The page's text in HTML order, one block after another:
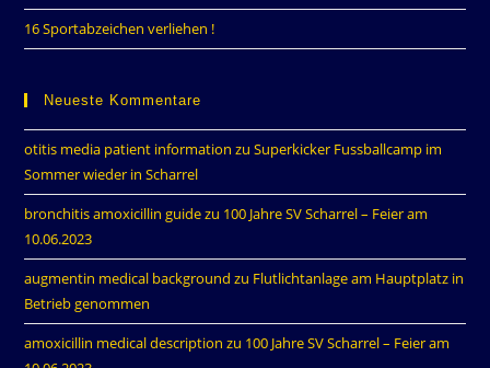
16 Sportabzeichen verliehen !
Neueste Kommentare
otitis media patient information zuSuperkicker Fussballcamp im
Sommer wieder in Scharrel
bronchitis amoxicillin guidezu 100 Jahre SV Scharrel – Feier am
10.06.2023
augmentin medical background zu Flutlichtanlage am Hauptplatz in
Betrieb genommen
amoxicillin medical description zu 100 Jahre SV Scharrel – Feier am